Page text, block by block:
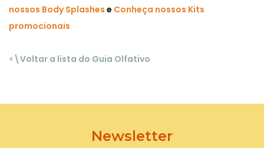
nossos Body Splashes e Conheça nossos Kits
promocionais
<\Voltar a lista do Guia Olfativo
Newsletter